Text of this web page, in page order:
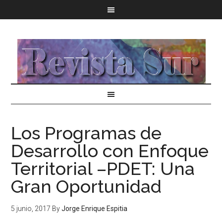
Los Programas de
Desarrollo con Enfoque
Territorial –PDET: Una
Gran Oportunidad
5 junio, 2017 ByJorge Enrique Espitia